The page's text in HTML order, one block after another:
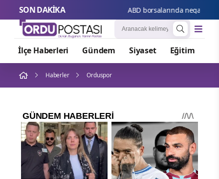
SON DAKİKA ABD borsalarında negatif seyir
İlçe Haberleri Gündem Siyaset Eğitim
Haberler Orduspor